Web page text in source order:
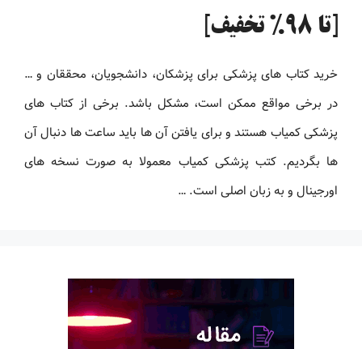
[تا 98% تخفیف]
خرید کتاب های پزشکی برای پزشکان، دانشجویان، محققان و …
در برخی مواقع ممکن است، مشکل باشد. برخی از کتاب های
پزشکی کمیاب هستند و برای یافتن آن ها باید ساعت ها دنبال آن
ها بگردیم. کتب پزشکی کمیاب معمولا به صورت نسخه های
اورجینال و به زبان اصلی است. …